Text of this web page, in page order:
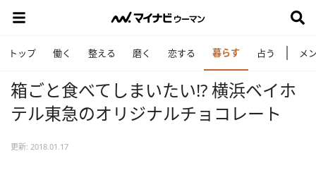
トップ 働く 整える 磨く 恋する 暮らす 占う メ
箱ごと食べてしまいたい!? 横浜ベイホ
テル東急のオリジナルチョコレート
更新: 2018.01.17